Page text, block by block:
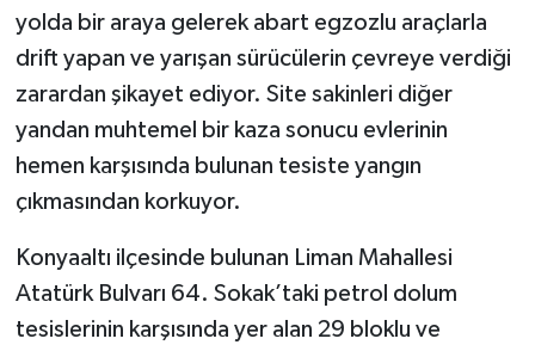
yolda bir araya gelerek abart egzozlu araçlarla
drift yapan ve yarışan sürücülerin çevreye verdiği
zarardan şikayet ediyor. Site sakinleri diğer
yandan muhtemel bir kaza sonucu evlerinin
hemen karşısında bulunan tesiste yangın
çıkmasından korkuyor.
Konyaaltı ilçesinde bulunan Liman Mahallesi
Atatürk Bulvarı 64. Sokak’taki petrol dolum
tesislerinin karşısında yer alan 29 bloklu ve